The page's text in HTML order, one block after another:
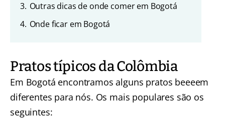
3. Outras dicas de onde comer em Bogotá
4. Onde ficar em Bogotá
Pratos típicos da Colômbia
Em Bogotá encontramos alguns pratos beeeem
diferentes para nós. Os mais populares são os
seguintes: